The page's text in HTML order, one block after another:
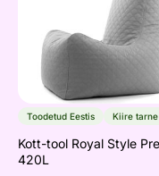
Kott-tool Royal Style
Otsi
Toodetud Eestis Kiire tarne
Kott-tool Royal Style
420L